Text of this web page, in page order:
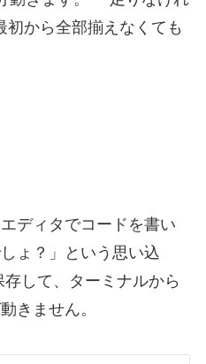
初から全部揃えなくても
ディタでコードを書い
ょ？」という思い込
して、ターミナルから
きません。